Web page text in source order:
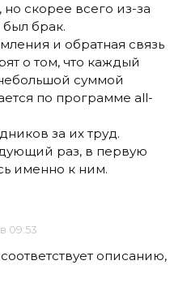
скорее всего из-за
был брак.
и обратная связь
о том, что каждый
суммой
по программе all-
за их труд.
раз, в первую
именно к ним.
09:53
описанию,